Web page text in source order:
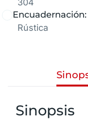
304
Encuadernación:
Rústica
Sinopsis